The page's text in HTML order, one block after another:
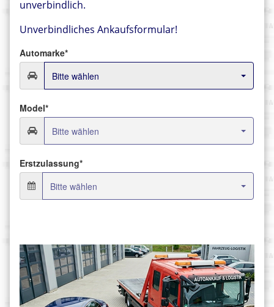
unverbindlich.
Unverbindliches Ankaufsformular!